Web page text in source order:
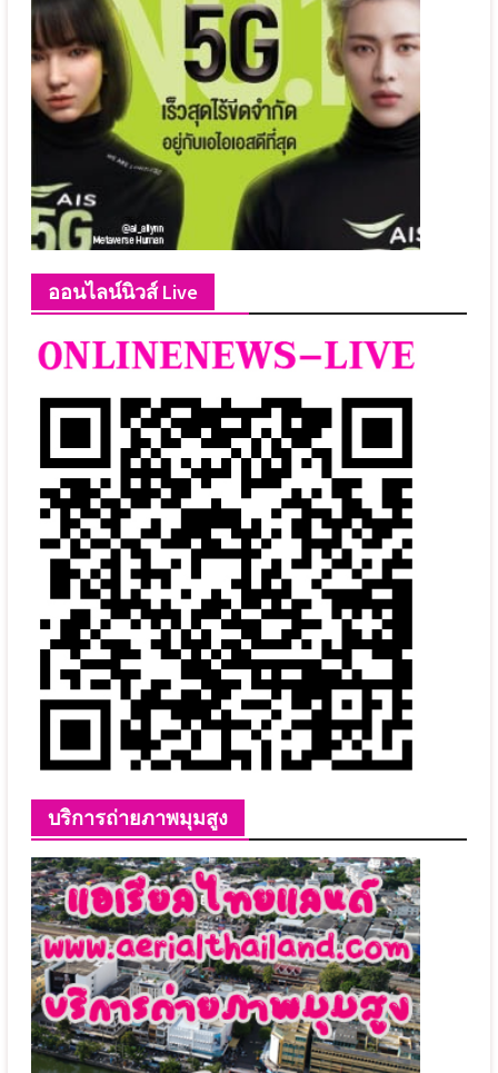
ออนไลน์นิวส์ Live
บริการถ่ายภาพมุมสูง